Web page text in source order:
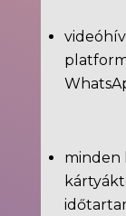
minden